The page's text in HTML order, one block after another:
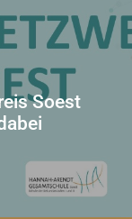
Soest